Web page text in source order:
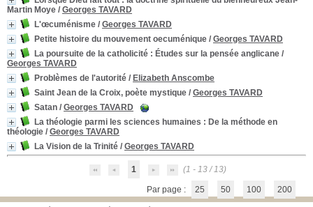
Martin Moye / Georges TAVARD
L'œcuménisme / Georges TAVARD
Petite histoire du mouvement oecuménique / Georges TAVARD
La poursuite de la catholicité : Études sur la pensée anglicane /
Georges TAVARD
Problèmes de l'autorité / Elizabeth Anscombe
Saint Jean de la Croix, poète mystique / Georges TAVARD
Satan / Georges TAVARD
La théologie parmi les sciences humaines : De la méthode en
théologie / Georges TAVARD
La Vision de la Trinité / Georges TAVARD
1 (1 - 13 / 13)
Par page : 25 50 100 200